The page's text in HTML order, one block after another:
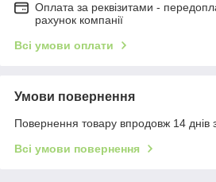
Оплата за реквізитами -
рахунок компанії
Всі умови оплати
Умови повернення
Повернення товару впродовж 14 днів
Всі умови повернення